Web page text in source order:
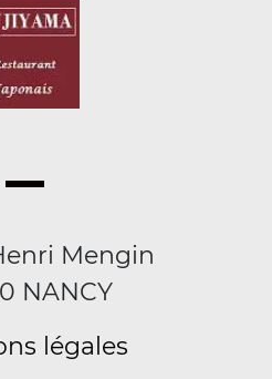
Mengin
NANCY
légales